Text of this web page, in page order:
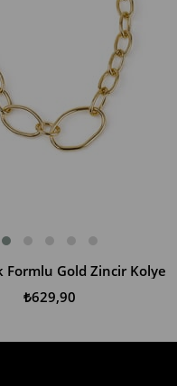
Formlu Gold Zincir Kolye
₺629,90